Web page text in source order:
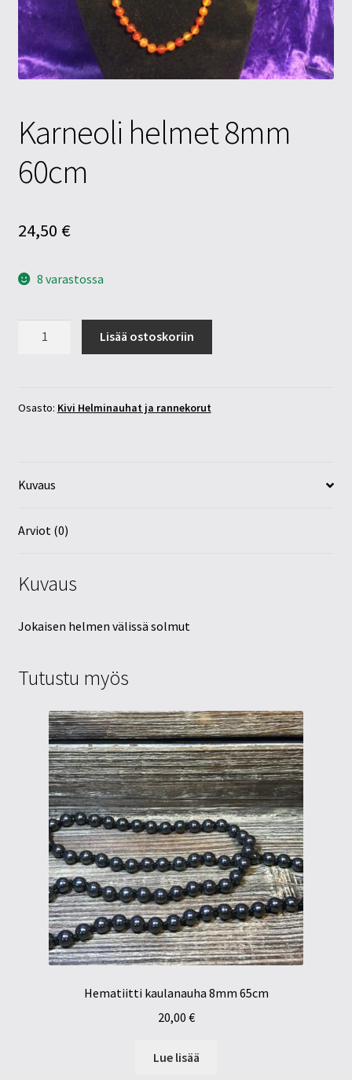
Tietosuojaseloste
Tuotteet
Karneoli helmet 8mm
60cm
24,50 €
8 varastossa
määrä
Lisää ostoskoriin
Osasto: Kivi Helminauhat ja rannekorut
Kuvaus
Arviot (0)
Kuvaus
Jokaisen helmen välissä solmut
Tutustu myös
Hematiitti kaulanauha 8mm 65cm
20,00 €
Lue lisää